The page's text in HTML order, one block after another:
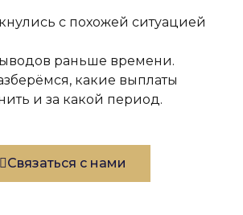
с похожей ситуацией
раньше времени.
какие выплаты
и за какой период.
Связаться с нами